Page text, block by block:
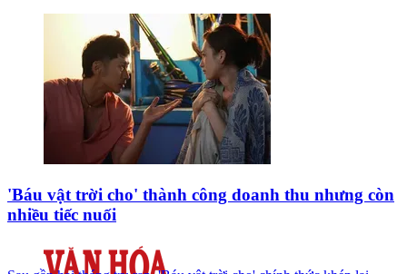
'Báu vật trời cho' thành công doanh thu nhưng còn
nhiều tiếc nuối